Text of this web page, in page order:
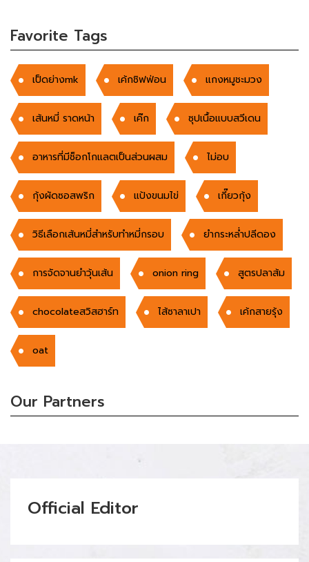
Favorite Tags
เป็ดย่างmk เค้กชิฟฟ่อน แกงหมูชะมวง
เส้นหมี่ ราดหน้า เค๊ก ซุปเนื้อแบบสวีเดน
อาหารที่มีช็อกโกแลตเป็นส่วนผสม ไม่อบ
กุ้งผัดซอสพริก แป้งขนมไข่ เกี๊ยวกุ้ง
วิธีเลือกเส้นหมี่สำหรับทำหมี่กรอบ ยำกระหล่ำปลีดอง
การจัดจานยำวุ้นเส้น onion ring สูตรปลาส้ม
chocolateสวิสฮาร์ท ไส้ซาลาเปา เค้กสายรุ้ง
oat
Our Partners
Official Editor